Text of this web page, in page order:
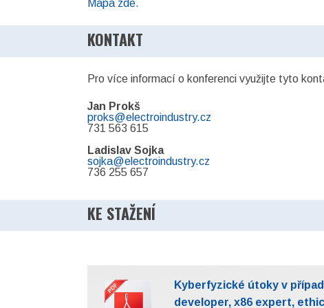
Mapa zde.
KONTAKT
Pro více informací o konferenci využijte tyto
Jan Prokš
proks@electroindustry.cz
731 563 615
Ladislav Sojka
sojka@electroindustry.cz
736 255 657
KE STAŽENÍ
Kyberfyzické útoky v
developer, x86 expert,